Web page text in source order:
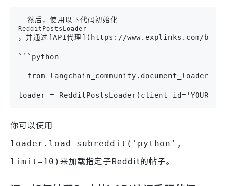
  然后，使用以下代码初始化
RedditPostsLoader
，并通过[API代理](https://www.explinks.com/
```python
from langchain_community.document_loaders
你可以使用
loader.load_subreddit('python',
limit=10) 来加载指定子Reddit的帖子。